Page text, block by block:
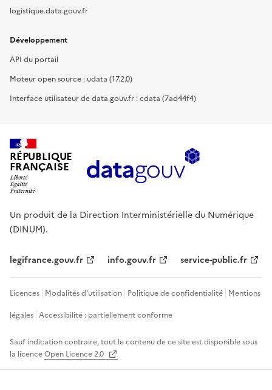
logistique.data.gouv.fr
Développement
API du portail
Moteur open source : udata (17.2.0)
Interface utilisateur de data.gouv.fr : cdata (7ad44f4)
RÉPUBLIQUE
FRANÇAISE
Un produit de la Direction Interministérielle du Numérique
(DINUM).
legifrance.gouv.fr info.gouv.fr service-public.fr
Licences Modalités d'utilisation Politique de confidentialité Mentions
légales Accessibilité : partiellement conforme
Sauf indication contraire, tout le contenu de ce site est disponible sous
la licenceOpen Licence 2.0